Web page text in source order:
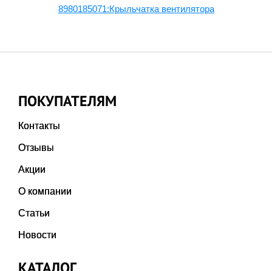
8980185071:Крыльчатка вентилятора
ПОКУПАТЕЛЯМ
Контакты
Отзывы
Акции
О компании
Статьи
Новости